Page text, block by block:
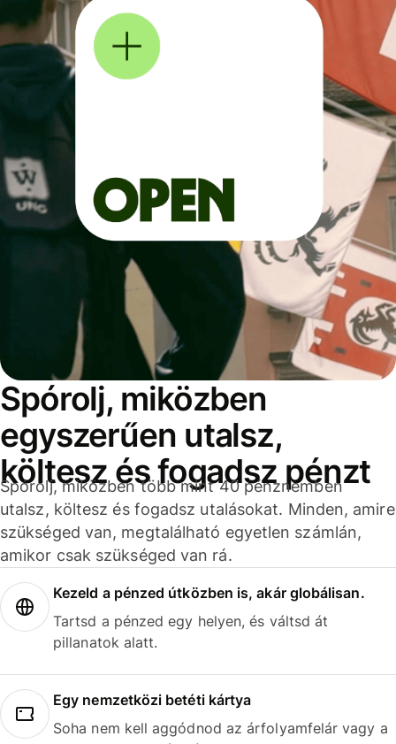
Spórolj, miközben
egyszerűen utalsz,
költesz és fogadsz pénzt
Spórolj, miközben több mint 40 pénznemben
utalsz, költesz és fogadsz utalásokat. Minden, amire
szükséged van, megtalálható egyetlen számlán,
amikor csak szükséged van rá.
Kezeld a pénzed útközben is, akár globálisan.
Tartsd a pénzed egy helyen, és váltsd át
pillanatok alatt.
Egy nemzetközi betéti kártya
Soha nem kell aggódnod az árfolyamfelár vagy a